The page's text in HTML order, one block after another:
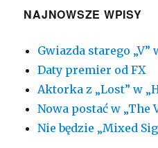
NAJNOWSZE WPISY
Gwiazda starego
Daty premier od FX
Aktorka z „Lost” w
Nowa postać w „The
Nie będzie „Mixed